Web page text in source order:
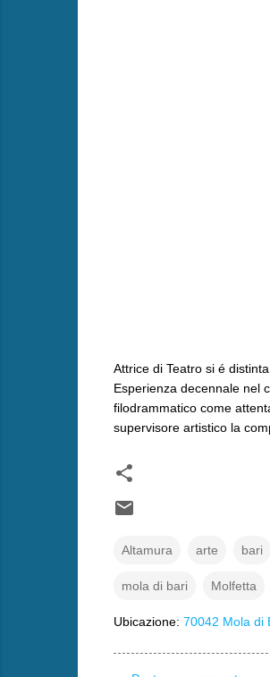
Attrice di Teatro si é
Esperienza decennale nel
filodrammatico come
supervisore artistico la
Altamura arte bari
mola di bari Molfetta
Ubicazione: 70042 Mola di